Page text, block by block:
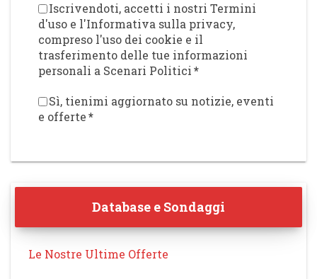
Iscrivendoti, accetti i nostri Termini
d'uso e l'Informativa sulla privacy,
compreso l'uso dei cookie e il
trasferimento delle tue informazioni
personali a Scenari Politici*
Sì, tienimi aggiornato su notizie, eventi
e offerte*
Database e Sondaggi
Le Nostre Ultime Offerte